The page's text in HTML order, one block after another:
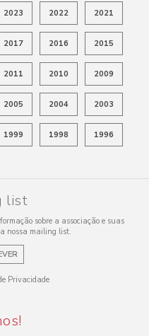
2023 2022 2021
2017 2016 2015
2011 2010 2009
2005 2004 2003
1999 1998 1996
list
sobre a associação e suas
nossa mailing list.
Privacidade